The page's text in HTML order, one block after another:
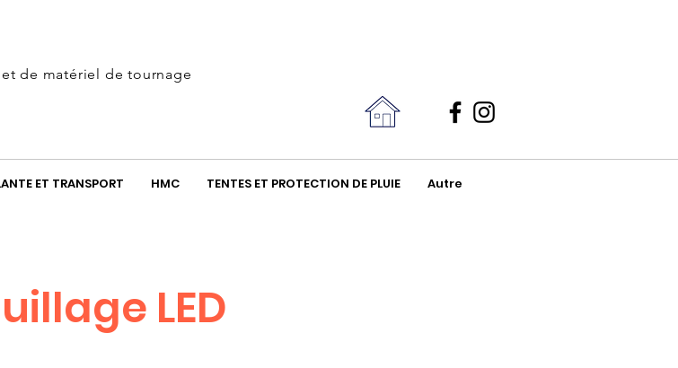
de matériel de tournage
ET TRANSPORT HMC TENTES ET PROTECTION DE PLUIE Autre
LED